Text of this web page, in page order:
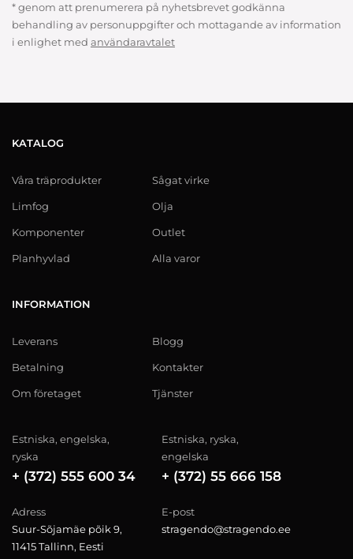
* genom att prenumerera på nyhetsbrevet godkänna
behandling av personuppgifter och mottagande av information
i enlighet med användaravtalet
KATALOG
Våra träprodukter
Limfog
Komponenter
Planhyvlad
Sågat virke
Olja
Outlet
Alla varor
INFORMATION
Leverans
Betalning
Om företaget
Blogg
Kontakter
Tjänster
Estniska, engelska,
ryska
+ (372) 555 600 34
Estniska, ryska,
engelska
+ (372) 55 666 158
Adress
Suur-Sõjamäe põik 9,
11415 Tallinn, Eesti
E-post
stragendo@stragendo.ee